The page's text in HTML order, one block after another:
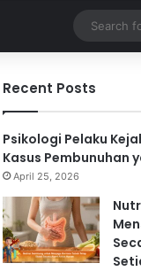
Recent Posts
Psikologi Pelaku
Kasus Pembunuhan
April 25, 2026